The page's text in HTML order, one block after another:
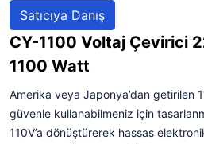
Satıcıya Danış
CY-1100 Voltaj Çevirici
1100 Watt
Amerika veya Japonya’dan getirilen
güvenle kullanabilmeniz için
110V’a dönüştürerek hassas